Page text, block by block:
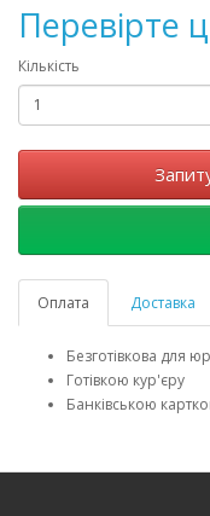
Перевірте
Кількість
Оплата Доставка
Безготівкова для
Готівкою кур'єру
Банківською